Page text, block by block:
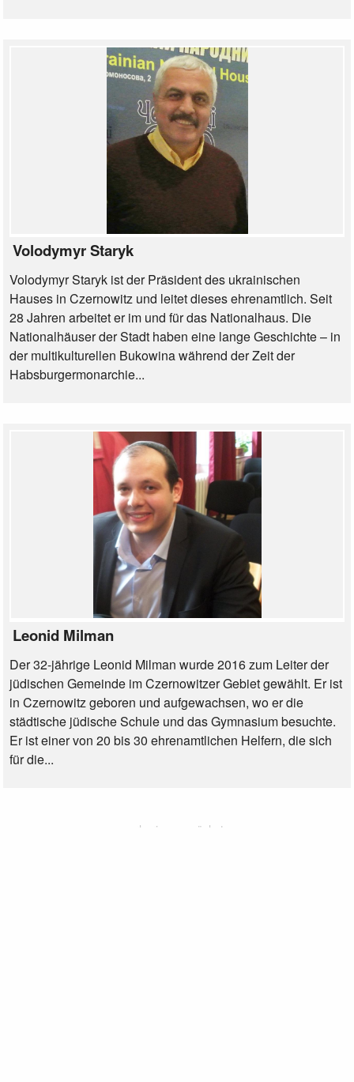
Volodymyr Staryk
Volodymyr Staryk ist der Präsident des ukrainischen
Hauses in Czernowitz und leitet dieses ehrenamtlich. Seit
28 Jahren arbeitet er im und für das Nationalhaus. Die
Nationalhäuser der Stadt haben eine lange Geschichte – in
der multikulturellen Bukowina während der Zeit der
Habsburgermonarchie...
Leonid Milman
Der 32-jährige Leonid Milman wurde 2016 zum Leiter der
jüdischen Gemeinde im Czernowitzer Gebiet gewählt. Er ist
in Czernowitz geboren und aufgewachsen, wo er die
städtische jüdische Schule und das Gymnasium besuchte.
Er ist einer von 20 bis 30 ehrenamtlichen Helfern, die sich
für die...
vorherige nächste